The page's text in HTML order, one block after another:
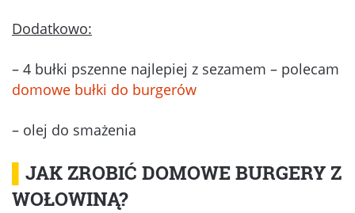
Dodatkowo:
– 4 bułki pszenne najlepiej z sezamem – polecam
domowe bułki do burgerów
– olej do smażenia
JAK ZROBIĆ DOMOWE BURGERY Z
WOŁOWINĄ?